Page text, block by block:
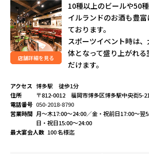
店舗詳細を見る
10種以上のビールや50
イルランドのお酒も豊
ております。
スポーツイベント時は
体となって盛り上がれ
だけます。
アクセス 博多駅 徒歩1分
住所
〒812-0012 福岡市博多区博多駅中央街5-
電話番号 050-2018-8790
営業時間 月～木17:00～24:00／金・祝前日17:00～翌
日・祝日15:00～24:00
最大宴会人数 100 名様迄